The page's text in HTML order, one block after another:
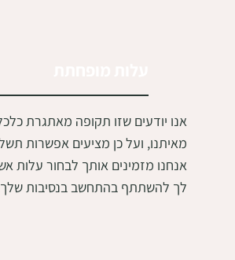
אנו יודעים שזו תקופה מאתגרת
מאיתנו, ועל כן מציעים אפשרות
אנחנו מזמינים אותך לבחור עלות
לך להשתתף בהתחשב בנסיבות